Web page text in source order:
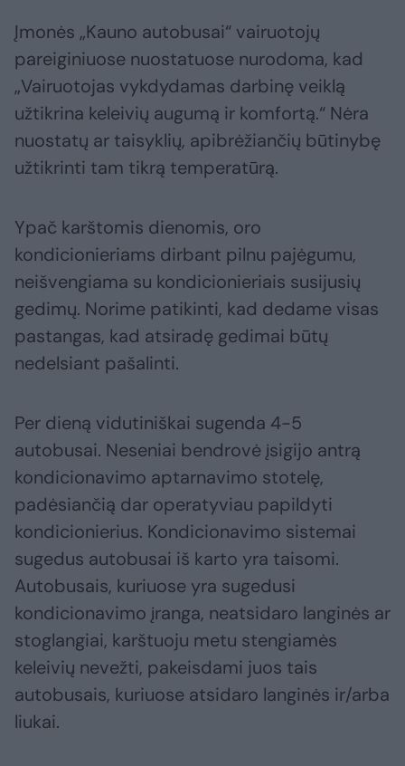
Įmonės „Kauno autobusai“ vairuotojų
pareiginiuose nuostatuose nurodoma, kad
„Vairuotojas vykdydamas darbinę veiklą
užtikrina keleivių augumą ir komfortą.“ Nėra
nuostatų ar taisyklių, apibrėžiančių būtinybę
užtikrinti tam tikrą temperatūrą.
Ypač karštomis dienomis, oro
kondicionieriams dirbant pilnu pajėgumu,
neišvengiama su kondicionieriais susijusių
gedimų. Norime patikinti, kad dedame visas
pastangas, kad atsiradę gedimai būtų
nedelsiant pašalinti.
Per dieną vidutiniškai sugenda 4-5
autobusai. Neseniai bendrovė įsigijo antrą
kondicionavimo aptarnavimo stotelę,
padėsiančią dar operatyviau papildyti
kondicionierius. Kondicionavimo sistemai
sugedus autobusai iš karto yra taisomi.
Autobusais, kuriuose yra sugedusi
kondicionavimo įranga, neatsidaro langinės ar
stoglangiai, karštuoju metu stengiamės
keleivių nevežti, pakeisdami juos tais
autobusais, kuriuose atsidaro langinės ir/arba
liukai.